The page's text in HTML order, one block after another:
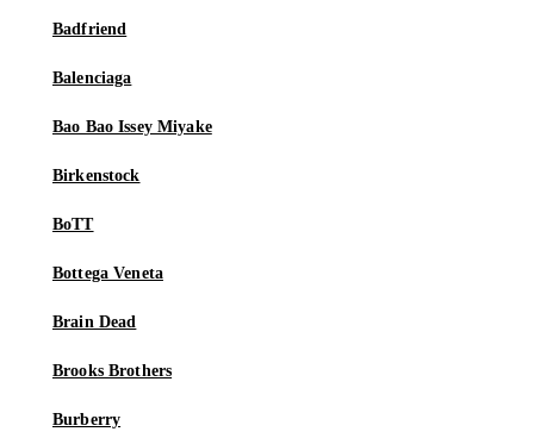
Badfriend
Balenciaga
Bao Bao Issey Miyake
Birkenstock
BoTT
Bottega Veneta
Brain Dead
Brooks Brothers
Burberry